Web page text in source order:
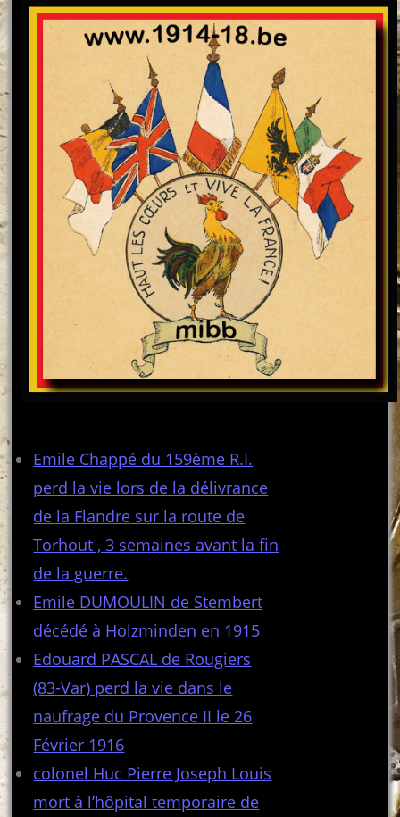
Emile Chappé du 159ème R.I.
perd la vie lors de la délivrance
de la Flandre sur la route de
Torhout , 3 semaines avant la fin
de la guerre.
Emile DUMOULIN de Stembert
décédé à Holzminden en 1915
Edouard PASCAL de Rougiers
(83-Var) perd la vie dans le
naufrage du Provence II le 26
Février 1916
colonel Huc Pierre Joseph Louis
mort à l’hôpital temporaire de